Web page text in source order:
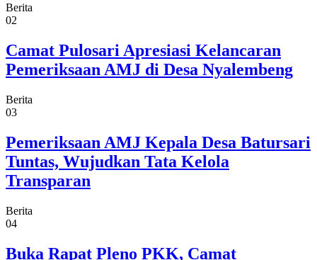
Berita
02
Camat Pulosari Apresiasi Kelancaran
Pemeriksaan AMJ di Desa Nyalembeng
Berita
03
Pemeriksaan AMJ Kepala Desa Batursari
Tuntas, Wujudkan Tata Kelola
Transparan
Berita
04
Buka Rapat Pleno PKK, Camat